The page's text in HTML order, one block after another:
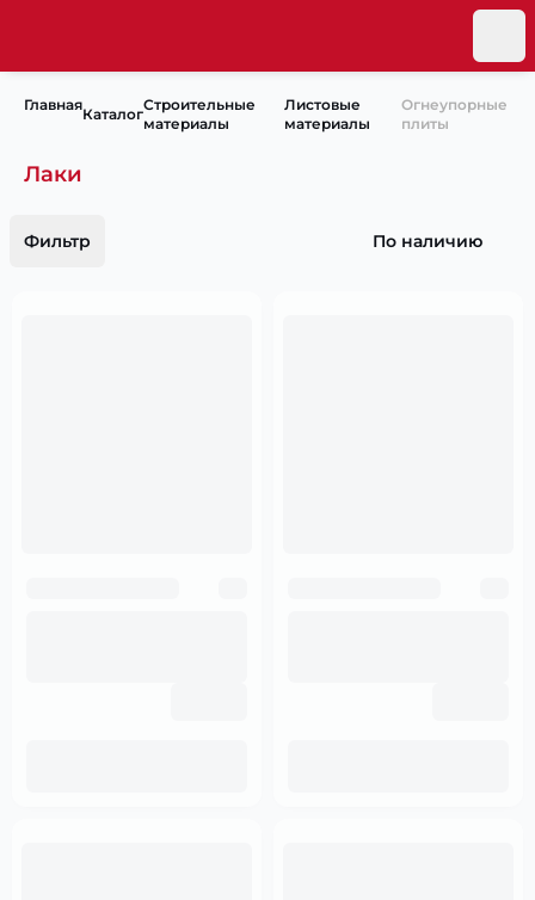
Главная
Каталог
Строительные
материалы
Листовые
материалы
Огнеупорные
плиты
Лаки
Фильтр По наличию